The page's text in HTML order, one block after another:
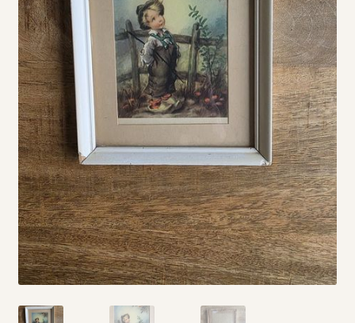
Vintage boeken en strips
Kerst